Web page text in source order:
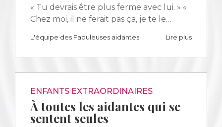
« Tu devrais être plus ferme avec lui. » «
Chez moi, il ne ferait pas ça, je te le…
L'équipe des Fabuleuses aidantes Lire plus
ENFANTS EXTRAORDINAIRES
À toutes les aidantes qui se
sentent seules